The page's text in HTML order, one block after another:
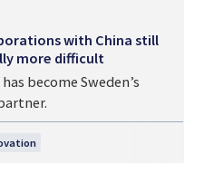
with China still
more difficult
become Sweden’s